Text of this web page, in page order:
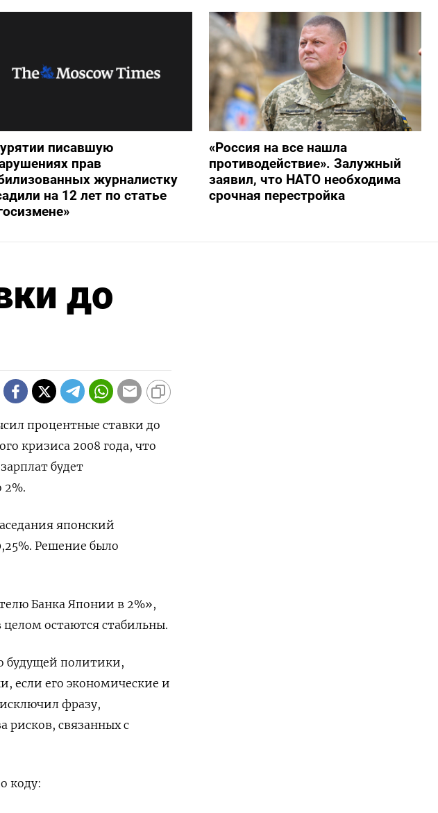
писавшую
прав
журналистку
на 12 лет по статье
«Россия на все нашла
противодействие». Залужный
заявил, что НАТО необходима
срочная перестройка
до
процентные ставки до
кризиса 2008 года, что
будет
2%.
японский
Решение было
Банка Японии в 2%»,
остаются стабильны.
будущей политики,
если его экономические и
фразу,
рисков, связанных с
коду: